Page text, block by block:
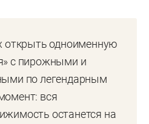
открыть одноименную
с пирожными и
по легендарным
вся
останется на